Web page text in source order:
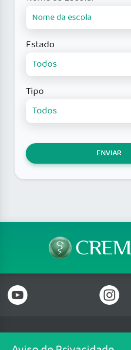
Estado
Tipo
ENVIAR
Telefone: (62) 3250 4900